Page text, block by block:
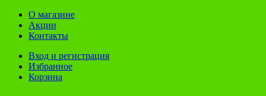
О магазине
Акции
Контакты
Вход и регистрация
Избранное
Корзина